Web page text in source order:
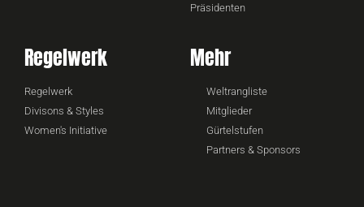
Präsidenten
Regelwerk
Regelwerk
Divisons & Styles
Women's Initiative
Mehr
Weltrangliste
Mitglieder
Gürtelstufen
Partners & Sponsors